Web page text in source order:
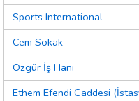
Sports International
Cem Sokak
Özgür İş Hanı
Ethem Efendi Caddesi